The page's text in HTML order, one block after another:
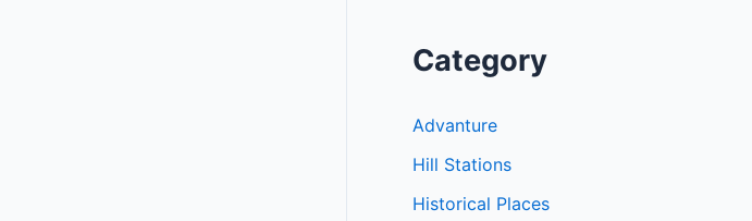
Category
Advanture
Hill Stations
Historical Places